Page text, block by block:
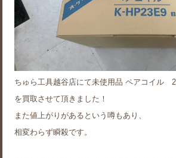
ちゅら工具越谷店にて未使用品 ペアコイル
を買取させて頂きました！
また値上がりがあるという噂もあり、
相変わらず瞬殺です。